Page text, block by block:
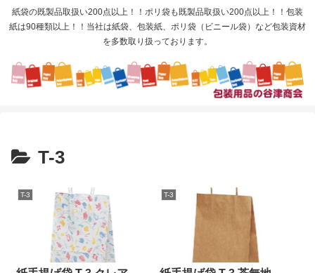
紙袋の既製品取扱い200点以上！！ポリ袋も既製品取扱い200点以上！！包装
紙は90種類以上！！当社は紙袋、包装紙、ポリ袋（ビニール袋）など包装資材
を多数取り扱っております。
T-3
T-3 T-3